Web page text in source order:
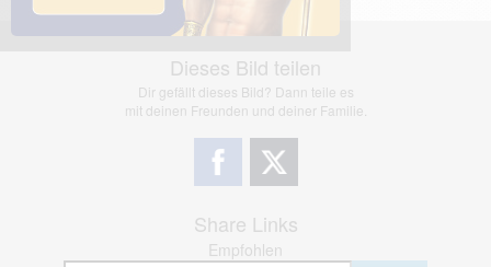
Dieses Bild teilen
Dir gefällt dieses Bild? Dann teile es
mit deinen Freunden und deiner Familie.
Share Links
Empfohlen